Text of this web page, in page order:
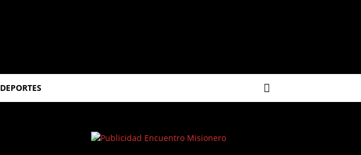
DEPORTES